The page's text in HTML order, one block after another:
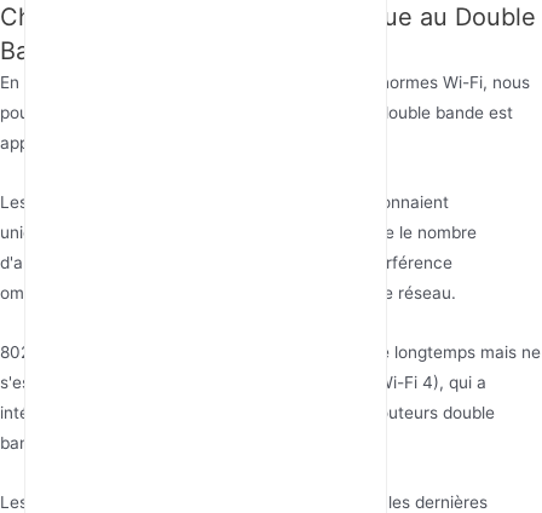
Chemin Inévitable du Bande Unique au Double
Bande
En revenant sur l'histoire du développement des normes Wi-Fi, nous
pouvons clairement voir pourquoi la technologie double bande est
apparue comme une nécessité.
Les premières normes telles que 802.11b/g fonctionnaient
uniquement sur la bande unique 2.4GHz. Alors que le nombre
d'appareils augmentait, les canaux limités et l'interférence
omniprésente ont gravement dégradé l'expérience réseau.
802.11a prenait en charge la bande 5GHz, a existé longtemps mais ne
s'est pas généralisée. Ce n'est qu'avec 802.11n (Wi-Fi 4), qui a
intégré les avantages du double bande, que les routeurs double
bande ont commencé à se généraliser.
Les technologies ultérieures 802.11ac (Wi-Fi 5) et les dernières